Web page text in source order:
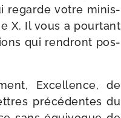
regarde votre minis­
X. Il vous a pour­tant
qui ren­dront pos­
Excellence, de
pré­cé­dentes du